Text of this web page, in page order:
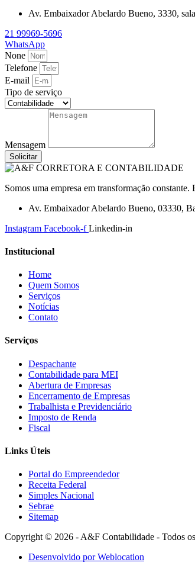
Av. Embaixador Abelardo Bueno, 3330,
21 99969-5696
WhatsApp
None
Telefone
E-mail
Tipo de serviço
Mensagem
Solicitar
Somos uma empresa em transformação
Av. Embaixador Abelardo Bueno, 03330,
Instagram Facebook-f Linkedin-in
Institucional
Home
Quem Somos
Serviços
Notícias
Contato
Serviços
Despachante
Contabilidade para MEI
Abertura de Empresas
Encerramento de Empresas
Trabalhista e Previdenciário
Imposto de Renda
Fiscal
Links Úteis
Portal do Empreendedor
Receita Federal
Simples Nacional
Sebrae
Sitemap
Copyright © 2026 - A&F Contabilidade - Todos
Desenvolvido por Weblocation